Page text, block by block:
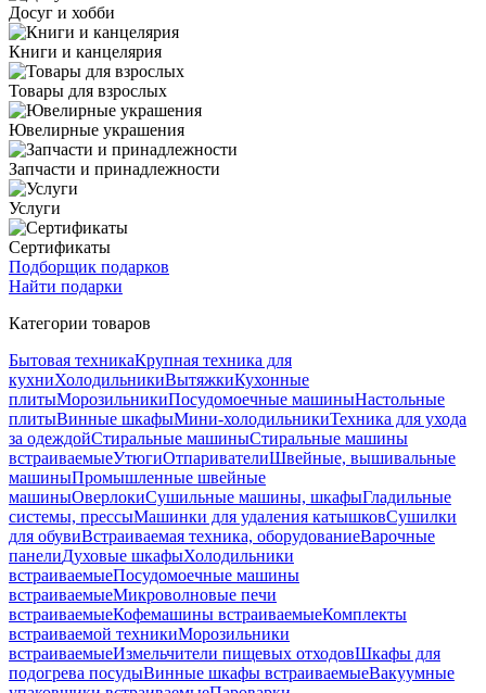
Досуг и хобби
Книги и канцелярия
Товары для взрослых
Ювелирные украшения
Запчасти и принадлежности
Услуги
Сертификаты
Подборщик подарков
Найти подарки
Категории товаров
Бытовая техникаКрупная техника для
кухниХолодильникиВытяжкиКухонные
плитыМорозильникиПосудомоечные машиныНастольные
плитыВинные шкафыМини-холодильникиТехника для ухода
за одеждойСтиральные машиныСтиральные машины
встраиваемыеУтюгиОтпаривателиШвейные, вышивальные
машиныПромышленные швейные
машиныОверлокиСушильные машины, шкафыГладильные
системы, прессыМашинки для удаления катышковСушилки
для обувиВстраиваемая техника, оборудованиеВарочные
панелиДуховые шкафыХолодильники
встраиваемыеПосудомоечные машины
встраиваемыеМикроволновые печи
встраиваемыеКофемашины встраиваемыеКомплекты
встраиваемой техникиМорозильники
встраиваемыеИзмельчители пищевых отходовШкафы для
подогрева посудыВинные шкафы встраиваемыеВакуумные